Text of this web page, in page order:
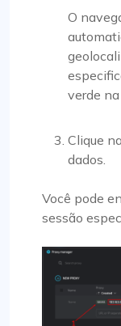
O
verde
Clique
dados.
Você pode
sessão